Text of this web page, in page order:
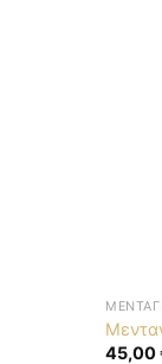
45,00